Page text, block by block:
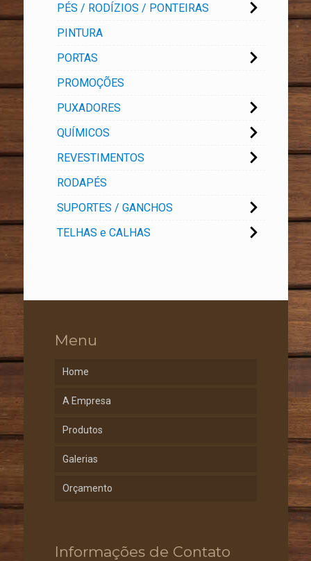
PÉS / RODÍZIOS / PONTEIRAS
PINTURA
PORTAS
PROMOÇÕES
PUXADORES
QUÍMICOS
REVESTIMENTOS
RODAPÉS
SUPORTES / GANCHOS
TELHAS e CALHAS
Menu
Home
A Empresa
Produtos
Galerias
Orçamento
Informações de Contato